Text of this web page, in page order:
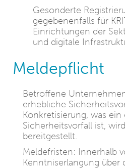
Gesonderte
gegebenenfalls für
Einrichtungen der
und digitale
Meldepflicht
Betroffene
erhebliche
Konkretisierung, was
Sicherheitsvorfall ist,
bereitgestellt.
Meldefristen: Innerhalb
Kenntniserlangung über